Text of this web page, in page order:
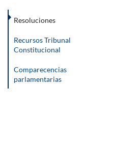
Resoluciones
Recursos Tribunal
Constitucional
Comparecencias
parlamentarias